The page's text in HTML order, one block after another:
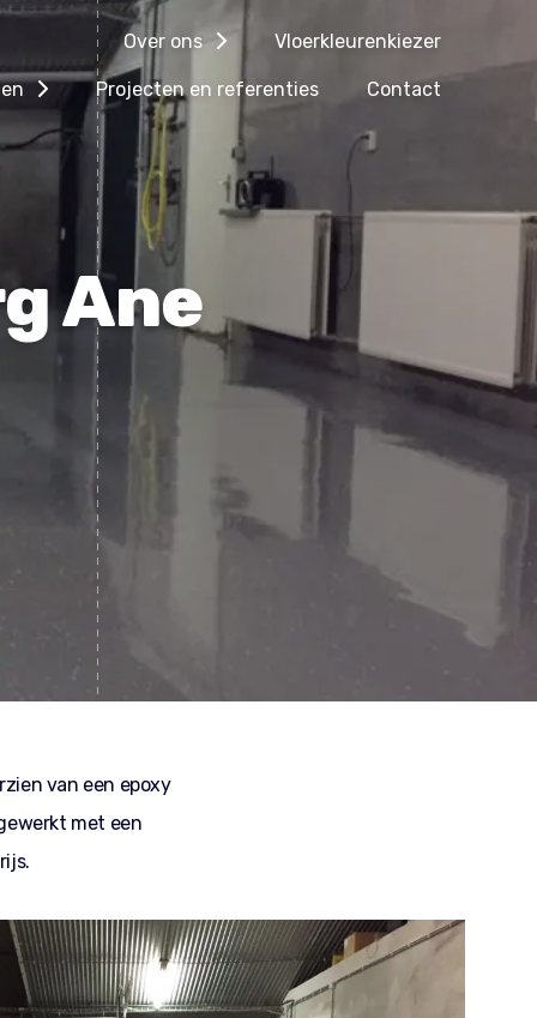
Over ons Vloerkleurenkiezer
Projecten en referenties Contact
Ane
van een epoxy
met een